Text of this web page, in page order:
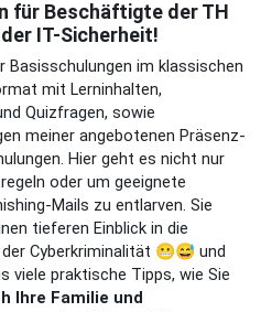
für Beschäftigte der TH
IT-Sicherheit!
Basisschulungen im klassischen
mit Lerninhalten,
Quizfragen, sowie
meiner angebotenen Präsenz-
Hier geht es nicht nur
oder um geeignete
Mails zu entlarven. Sie
tieferen Einblick in die
Cyberkriminalität 😬😅 und
viele praktische Tipps, wie Sie
Ihre Familie und